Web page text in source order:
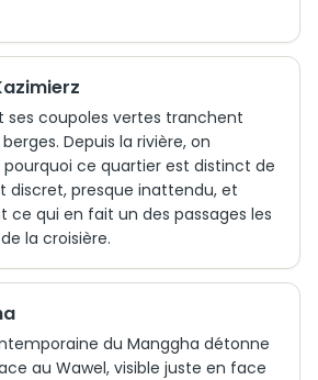
ses coupoles vertes tranchent
Depuis la rivière, on
ce quartier est distinct de
discret, presque inattendu, et
ce qui en fait un des passages les
la croisière.
du Manggha détonne
au Wawel, visible juste en face